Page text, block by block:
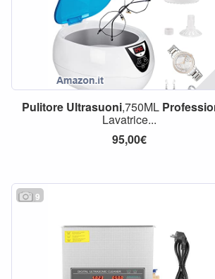
Pulitore Ultrasuoni,750ML
Lavatrice...
95,00€
9